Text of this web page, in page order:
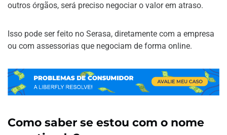
outros órgãos, será preciso negociar o valor em atraso.
Isso pode ser feito no Serasa, diretamente com a empresa
ou com assessorias que negociam de forma online.
Como saber se estou com o nome